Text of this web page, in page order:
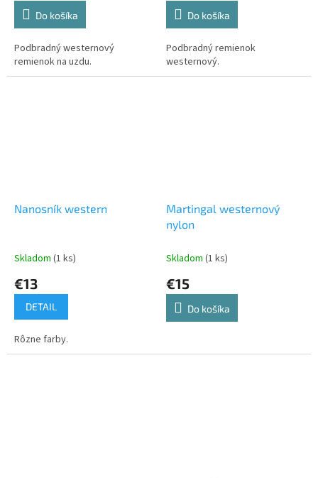
Do košíka
Podbradný westernový
remienok na uzdu.
Do košíka
Podbradný remienok
westernový.
Nanosník western
Skladom (1 ks)
€13
DETAIL
Rôzne farby.
Martingal westernový
nylon
Skladom (1 ks)
€15
Do košíka